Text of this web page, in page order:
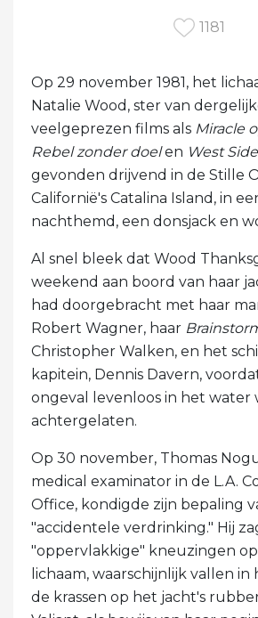
1181
Op 29 november 1981, het
Natalie Wood, ster van
veelgeprezen films als Miracle
Rebel zonder doelen West
gevonden drijvend in de Stille
Californië's Catalina Island, in
nachthemd, een donsjack en
Al snel bleek dat Wood
weekend aan boord van haar
had doorgebracht met haar
Robert Wagner, haar
Christopher Walken, en het
kapitein, Dennis Davern,
ongeval levenloos in het water
achtergelaten.
Op 30 november, Thomas
medical examinator in de L.A.
Office, kondigde zijn bepaling
"accidentele verdrinking." Hij
"oppervlakkige" kneuzingen
lichaam, waarschijnlijk vallen in
de krassen op het jacht's